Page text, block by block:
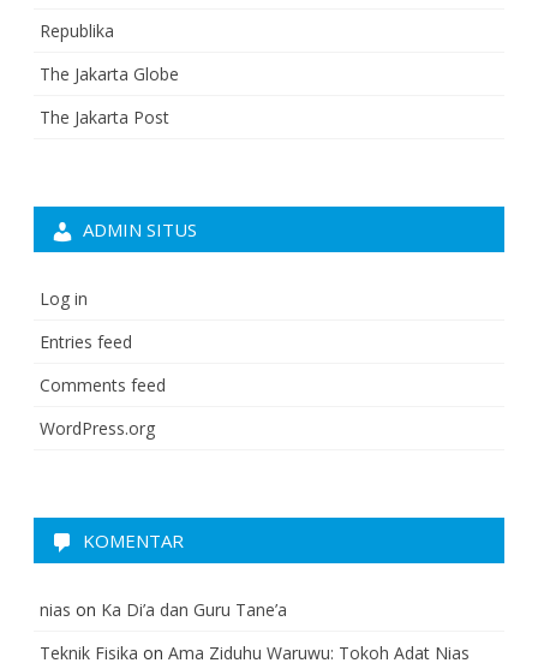
Republika
The Jakarta Globe
The Jakarta Post
ADMIN SITUS
Log in
Entries feed
Comments feed
WordPress.org
KOMENTAR
nias on Ka Di’a dan Guru Tane’a
Teknik Fisika on Ama Ziduhu Waruwu: Tokoh Adat Nias